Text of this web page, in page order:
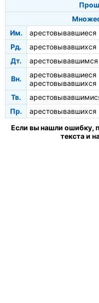
Им.
арестовывавшиеся
Рд.
арестовывавшихся
Дт.
арестовывавшимся
Вн.
арестовывавшиеся
арестовывавшихся
Тв.
Пр.
арестовывавшихся
Если вы нашли ошибку,
текста и